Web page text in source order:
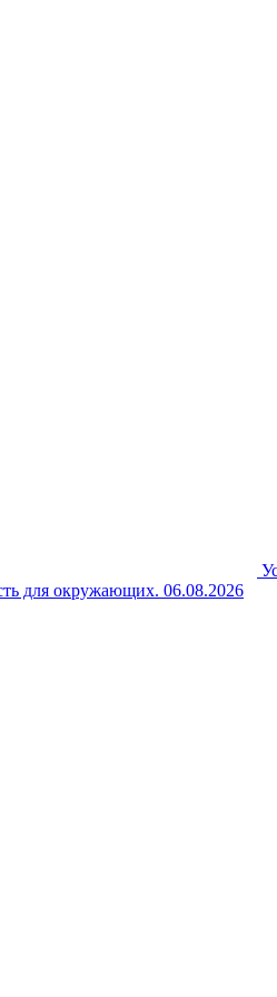
для окружающих. 06.08.2026